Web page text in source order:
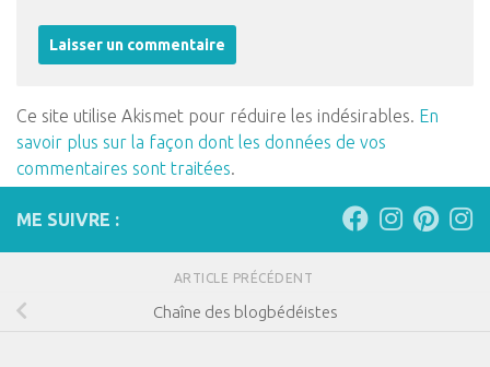
Ce site utilise Akismet pour réduire les indésirables. En
savoir plus sur la façon dont les données de vos
commentaires sont traitées.
ME SUIVRE :
ARTICLE PRÉCÉDENT
Chaîne des blogbédéistes